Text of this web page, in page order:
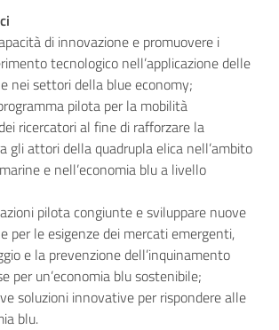
di innovazione e promuovere i
tecnologico nell’applicazione delle
nei settori della blue economy;
pilota per la mobilità
ricercatori al fine di rafforzare la
gli attori della quadrupla elica nell’ambito
e nell’economia blu a livello
pilota congiunte e sviluppare nuove
per le esigenze dei mercati emergenti,
e la prevenzione dell’inquinamento
per un’economia blu sostenibile;
soluzioni innovative per rispondere alle
blu.